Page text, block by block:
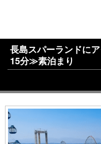
長島スパーランドに
15分≫素泊まり